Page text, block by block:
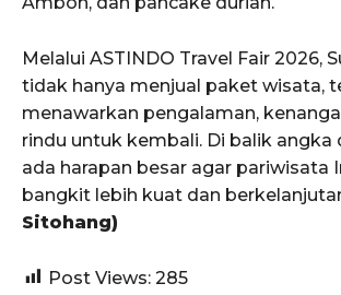
Melalui ASTINDO Travel Fair 2026,
tidak hanya menjual paket wisata,
menawarkan pengalaman,
rindu untuk kembali. Di balik angka
ada harapan besar agar pariwisata
bangkit lebih kuat dan
Sitohang)
Post Views: 285